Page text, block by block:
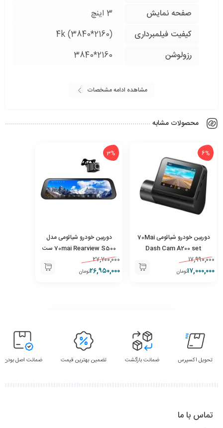
صفحه نمایش
3 اینچ
کیفیت فیلمبرداری
4k (3840*2160)
رزولوشن
2160*3840
مشاهده ادامه مشخصات
محصولات مشابه
6%
دوربین خودرو شیائومی 70Mai
Dash Cam A200 set
۱۷,۹۹۰,۰۰۰
۱۷,۰۰۰,۰۰۰تومان
3%
دوربین خودرو شیائومی مدل
70mai Rearview S500 ست
دوربین جلو و عقب۲۷,۷۰۰,۰۰۰
۲۶,۹۵۰,۰۰۰تومان
تحویل اکسپرس ضمانت بازگشت تضمین بهترین قیمت ضمانت اصل بودن
تماس با ما